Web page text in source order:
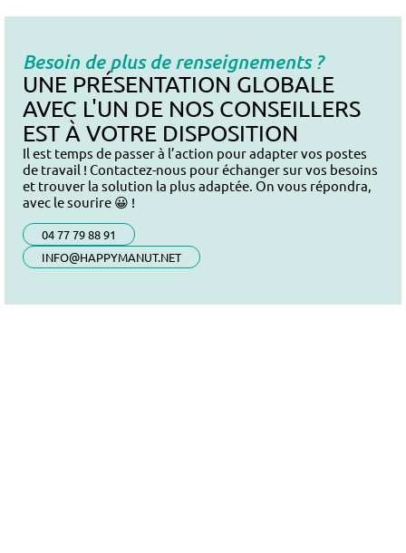
Besoin de plus de renseignements ?
UNE PRÉSENTATION GLOBALE
AVEC L'UN DE NOS CONSEILLERS
EST À VOTRE DISPOSITION
Il est temps de passer à l’action pour adapter vos postes
de travail ! Contactez-nous pour échanger sur vos besoins
et trouver la solution la plus adaptée. On vous répondra,
avec le sourire 😀 !
04 77 79 88 91
INFO@HAPPYMANUT.NET